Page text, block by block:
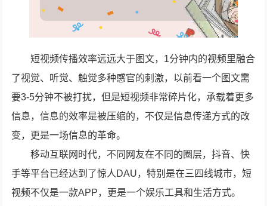
短视频传播效率远远大于图文，1分钟内的视频里融合
了视觉、听觉、触觉多种感官的刺激，以前看一个图文需
要3-5分钟不被打扰，但是短视频非常碎片化，承载着更多
信息，信息的效率是被压缩的，不仅是信息传递方式的改
变，更是一场信息的革命。
移动互联网时代，不同网友在不同的圈层，抖音、快
手等平台已经达到了惊人DAU，特别是在三四线城市，短
视频不仅是一款APP，更是一个娱乐工具和生活方式。